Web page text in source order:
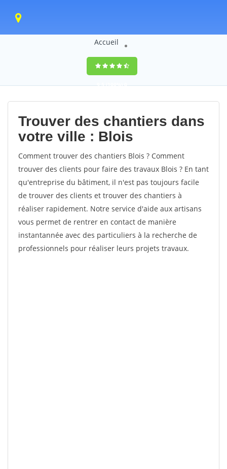
Accueil
9,5(100%)0
votes
Trouver des chantiers dans
votre ville : Blois
Comment trouver des chantiers Blois ? Comment
trouver des clients pour faire des travaux Blois ? En tant
qu'entreprise du bâtiment, il n'est pas toujours facile
de trouver des clients et trouver des chantiers à
réaliser rapidement. Notre service d'aide aux artisans
vous permet de rentrer en contact de manière
instantannée avec des particuliers à la recherche de
professionnels pour réaliser leurs projets travaux.